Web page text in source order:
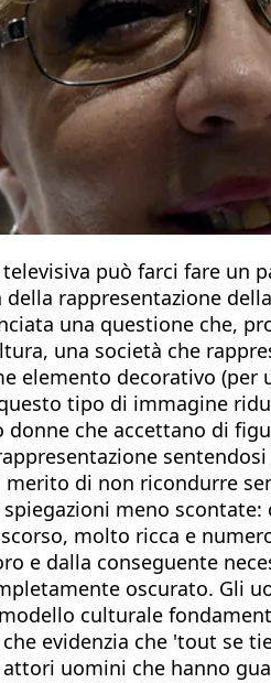
può farci fare un
rappresentazione
una questione che,
una società che
elemento decorativo
tipo di immagine
donne che accettano di
di non ricondurre
meno
molto ricca e
e dalla conseguente
oscurato. Gli
culturale
evidenzia che 'tout se
uomini che hanno